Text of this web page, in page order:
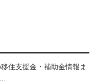
住支援金・補助金情報ま